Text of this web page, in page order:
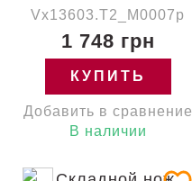
Vx13603.T2_M0007p
1 748 грн
КУПИТЬ
Добавить в сравнение
В наличии